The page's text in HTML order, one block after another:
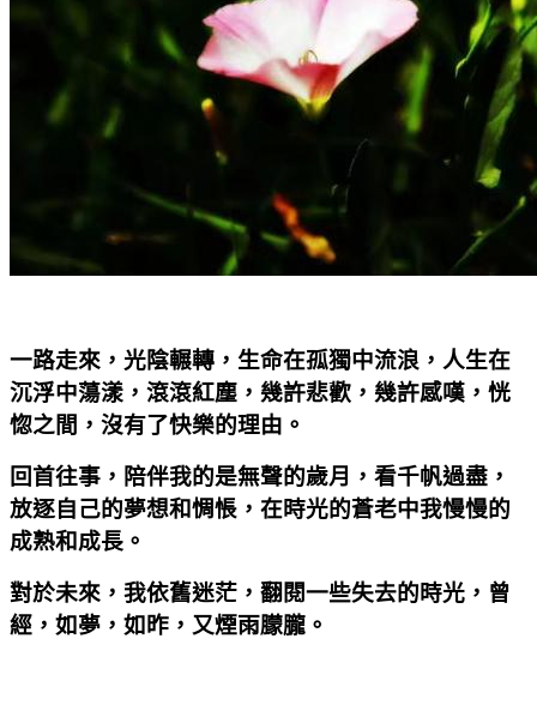
一路走來，光陰輾轉，生命在孤獨中流浪，人生在
沉浮中蕩漾，滾滾紅塵，幾許悲歡，幾許感嘆，恍
惚之間，沒有了快樂的理由。
回首往事，陪伴我的是無聲的歲月，看千帆過盡，
放逐自己的夢想和惆悵，在時光的蒼老中我慢慢的
成熟和成長。
對於未來，我依舊迷茫，翻閱一些失去的時光，曾
經，如夢，如昨，又煙雨朦朧。